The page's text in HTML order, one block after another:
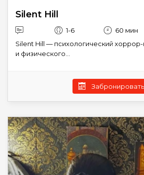
Silent Hill
1-6 60 мин
Silent Hill — психологический
и физического...
Забронировать